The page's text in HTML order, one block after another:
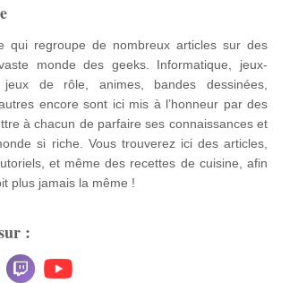
qui regroupe de nombreux articles sur des
monde des geeks. Informatique, jeux-
jeux de rôle, animes, bandes dessinées,
encore sont ici mis à l’honneur par des
à chacun de parfaire ses connaissances et
si riche. Vous trouverez ici des articles,
et même des recettes de cuisine, afin
plus jamais la même !
: